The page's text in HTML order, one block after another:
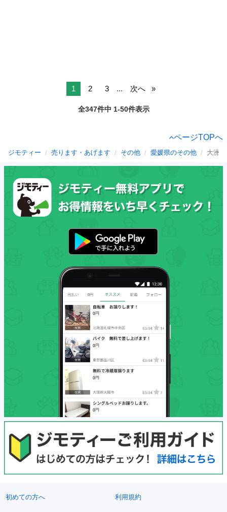
1 2 3 ... 次へ
全347件中 1-50件表示
ページTOPへ
ジモティー 売ります・あげます その他 愛媛県のその他 大洲
初めての方へ 利用規約